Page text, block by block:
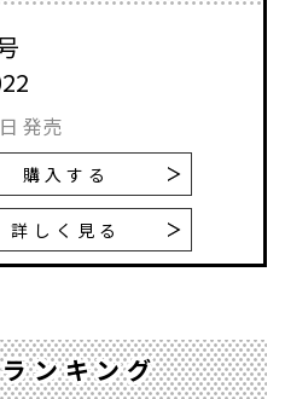
発売
購入する
詳しく見る
ンキング